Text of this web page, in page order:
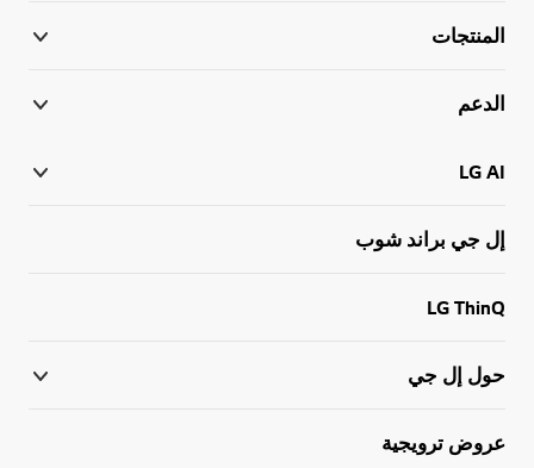
المنتجات
الدعم
LG AI
إل جي براند شوب
LG ThinQ
حول إل جي
عروض ترويجية